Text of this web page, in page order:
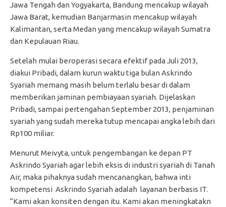
Jawa Tengah dan Yogyakarta, Bandung mencakup wilayah
Jawa Barat, kemudian Banjarmasin mencakup wilayah
Kalimantan, serta Medan yang mencakup wilayah Sumatra
dan Kepulauan Riau.
Setelah mulai beroperasi secara efektif pada Juli 2013,
diakui Pribadi, dalam kurun waktu tiga bulan Askrindo
Syariah memang masih belum terlalu besar di dalam
memberikan jaminan pembiayaan syariah. Dijelaskan
Pribadi, sampai pertengahan September 2013, penjaminan
syariah yang sudah mereka tutup mencapai angka lebih dari
Rp100 miliar.
Menurut Meivyta, untuk pengembangan ke depan PT
Askrindo Syariah agar lebih eksis di industri syariah di Tanah
Air, maka pihaknya sudah mencanangkan, bahwa inti
kompetensi Askrindo Syariah adalah layanan berbasis IT.
“Kami akan konsiten dengan itu. Kami akan meningkatakn